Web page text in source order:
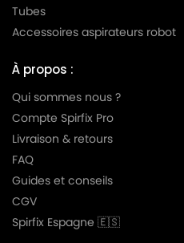
Tubes
Accessoires aspirateurs robot
À propos :
Qui sommes nous ?
Compte Spirfix Pro
Livraison & retours
FAQ
Guides et conseils
CGV
Spirfix Espagne 🇪🇸